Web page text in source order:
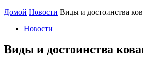
Домой Новости Виды и достоинства
Новости
Виды и достоинства